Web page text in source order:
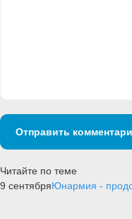
Отправить
Читайте по теме
9 сентябряЮнармия -